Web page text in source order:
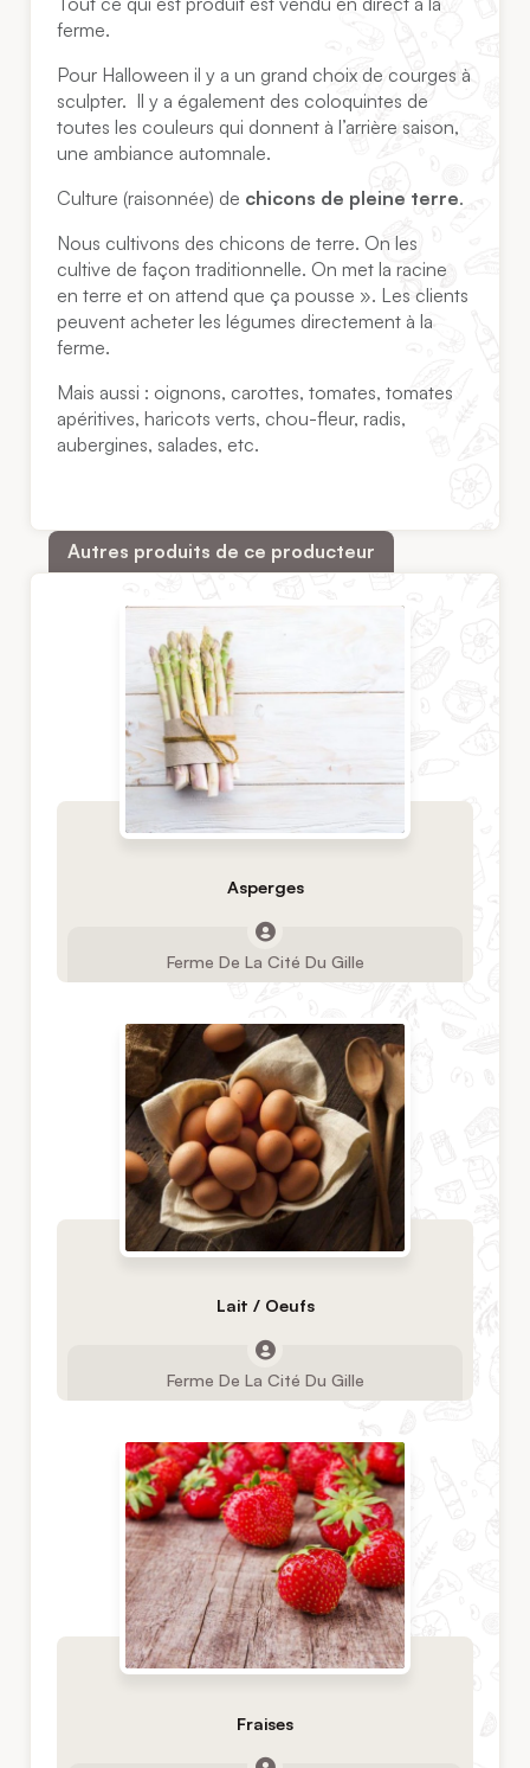
ferme.
Pour Halloween il y a un grand choix de courges à
sculpter. Il y a également des coloquintes de
toutes les couleurs qui donnent à l’arrière saison,
une ambiance automnale.
Culture (raisonnée) de chicons de pleine terre.
Nous cultivons des chicons de terre. On les
cultive de façon traditionnelle. On met la racine
en terre et on attend que ça pousse ». Les clients
peuvent acheter les légumes directement à la
ferme.
Mais aussi : oignons, carottes, tomates, tomates
apéritives, haricots verts, chou-fleur, radis,
aubergines, salades, etc.
Autres produits de ce producteur
Asperges
Ferme De La Cité Du Gille
Lait / Oeufs
Ferme De La Cité Du Gille
Fraises